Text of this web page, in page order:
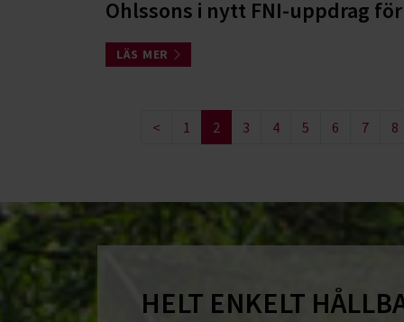
Ohlssons i nytt FNI-uppdrag
LÄS MER
< 1 2 3 4 5 6 7 8
HELT ENKELT